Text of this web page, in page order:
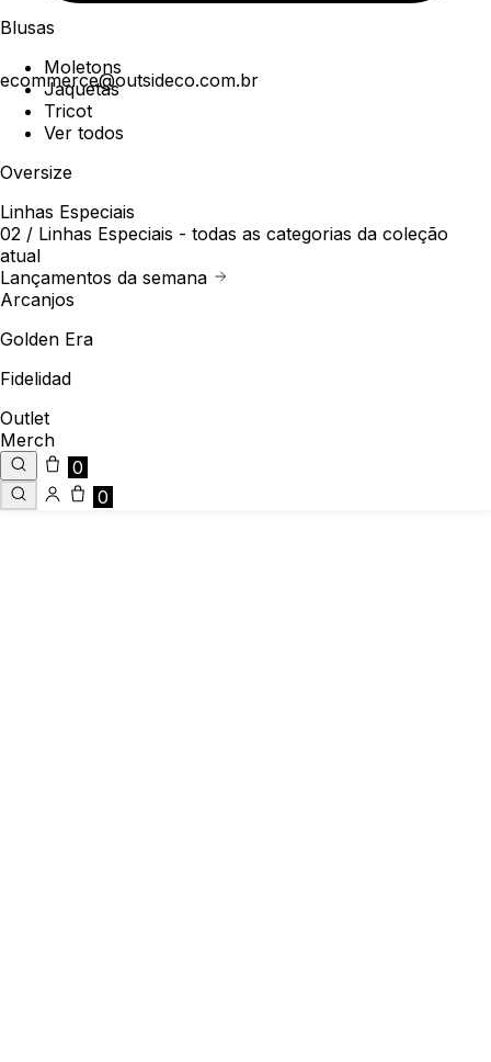
ecommerce@outsideco.com.br
Blusas
Moletons
Jaquetas
Tricot
Ver todos
Oversize
Linhas Especiais
02 / Linhas Especiais - todas as categorias da coleção
atual
Lançamentos da semana
Arcanjos
Golden Era
Fidelidad
Outlet
Merch
0
0